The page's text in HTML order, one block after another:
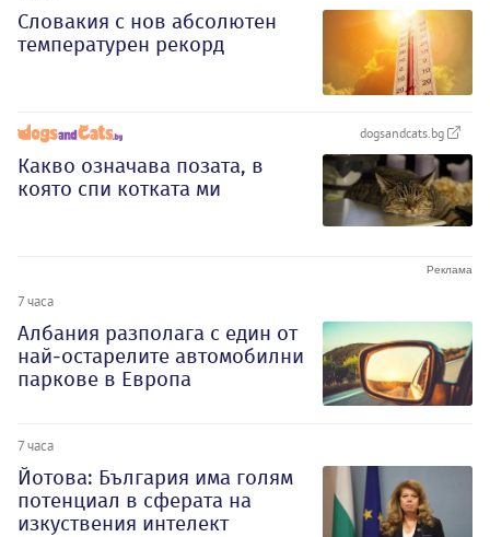
Словакия с нов абсолютен
температурен рекорд
dogsandcats.bg
Какво означава позата, в
която спи котката ми
7 часа
Албания разполага с един от
най-остарелите автомобилни
паркове в Европа
7 часа
Йотова: България има голям
потенциал в сферата на
изкуствения интелект